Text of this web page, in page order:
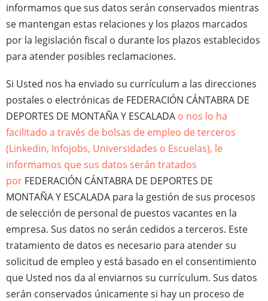
informamos que sus datos serán conservados mientras
se mantengan estas relaciones y los plazos marcados
por la legislación fiscal o durante los plazos establecidos
para atender posibles reclamaciones.
Si Usted nos ha enviado su currículum a las direcciones
postales o electrónicas de FEDERACIÓN CÁNTABRA DE
DEPORTES DE MONTAÑA Y ESCALADA o nos lo ha
facilitado a través de bolsas de empleo de terceros
(Linkedin, Infojobs, Universidades o Escuelas), le
informamos que sus datos serán tratados
por FEDERACIÓN CÁNTABRA DE DEPORTES DE
MONTAÑA Y ESCALADA para la gestión de sus procesos
de selección de personal de puestos vacantes en la
empresa. Sus datos no serán cedidos a terceros. Este
tratamiento de datos es necesario para atender su
solicitud de empleo y está basado en el consentimiento
que Usted nos da al enviarnos su currículum. Sus datos
serán conservados únicamente si hay un proceso de